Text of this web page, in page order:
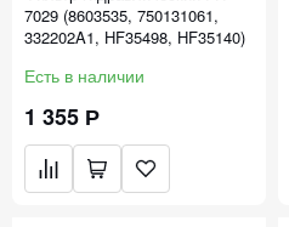
7029 (8603535, 750131061,
332202A1, HF35498, HF35140)
Есть в наличии
1 355 Р